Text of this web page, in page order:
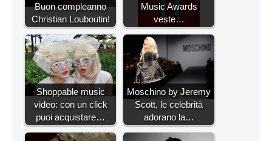
Buon compleanno
Christian Louboutin!
Music Awards
veste…
Shoppable music
video: con un click
puoi acquistare…
Moschino by Jeremy
Scott, le celebrità
adorano la…